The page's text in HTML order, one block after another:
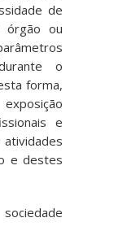
de
órgão ou
o
forma,
e
e destes